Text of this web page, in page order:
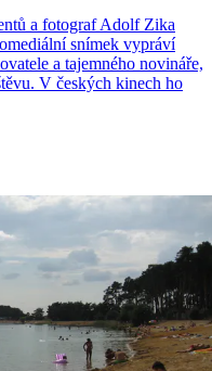
a fotograf Adolf Zika
snímek vypráví
a tajemného novináře,
V českých kinech ho